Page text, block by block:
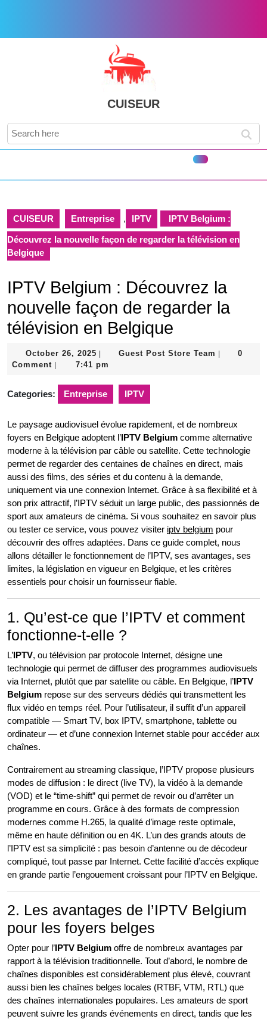
CUISEUR
Search
for:
Open
CUISEUR Entreprise , IPTV IPTV Belgium :
Découvrez la nouvelle façon de regarder la télévision en
Belgique
IPTV Belgium : Découvrez la
nouvelle façon de regarder la
télévision en Belgique
October 26, 2025 October
26,
Guest Post Store Team Guest0
Comment
7:41 pm
Categories: Entreprise IPTV
Le paysage audiovisuel évolue rapidement, et de nombreux
foyers en Belgique adoptent l’IPTV Belgium comme alternative
moderne à la télévision par câble ou satellite. Cette technologie
permet de regarder des centaines de chaînes en direct, mais
aussi des films, des séries et du contenu à la demande,
uniquement via une connexion Internet. Grâce à sa flexibilité et à
son prix attractif, l’IPTV séduit un large public, des passionnés de
sport aux amateurs de cinéma. Si vous souhaitez en savoir plus
ou tester ce service, vous pouvez visiter iptv belgium pour
découvrir des offres adaptées. Dans ce guide complet, nous
allons détailler le fonctionnement de l’IPTV, ses avantages, ses
limites, la législation en vigueur en Belgique, et les critères
essentiels pour choisir un fournisseur fiable.
1. Qu’est-ce que l’IPTV et comment
fonctionne-t-elle ?
L’IPTV, ou télévision par protocole Internet, désigne une
technologie qui permet de diffuser des programmes audiovisuels
via Internet, plutôt que par satellite ou câble. En Belgique, l’IPTV
Belgium repose sur des serveurs dédiés qui transmettent les
flux vidéo en temps réel. Pour l’utilisateur, il suffit d’un appareil
compatible — Smart TV, box IPTV, smartphone, tablette ou
ordinateur — et d’une connexion Internet stable pour accéder aux
chaînes.
Contrairement au streaming classique, l’IPTV propose plusieurs
modes de diffusion : le direct (live TV), la vidéo à la demande
(VOD) et le “time-shift” qui permet de revoir ou d’arrêter un
programme en cours. Grâce à des formats de compression
modernes comme H.265, la qualité d’image reste optimale,
même en haute définition ou en 4K. L’un des grands atouts de
l’IPTV est sa simplicité : pas besoin d’antenne ou de décodeur
compliqué, tout passe par Internet. Cette facilité d’accès explique
en grande partie l’engouement croissant pour l’IPTV en Belgique.
2. Les avantages de l’IPTV Belgium
pour les foyers belges
Opter pour l’IPTV Belgium offre de nombreux avantages par
rapport à la télévision traditionnelle. Tout d’abord, le nombre de
chaînes disponibles est considérablement plus élevé, couvrant
aussi bien les chaînes belges locales (RTBF, VTM, RTL) que
des chaînes internationales populaires. Les amateurs de sport
peuvent suivre les grands événements en direct, tandis que les